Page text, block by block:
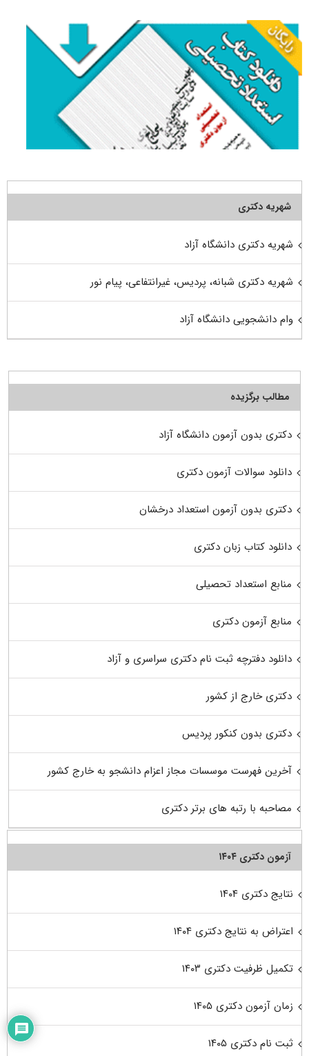
شهریه دکتری
شهریه دکتری دانشگاه آزاد
شهریه دکتری شبانه، پردیس، غیرانتفاعی، پیام نور
وام دانشجویی دانشگاه آزاد
مطالب برگزیده
دکتری بدون آزمون دانشگاه آزاد
دانلود سوالات آزمون دکتری
دکتری بدون آزمون استعداد درخشان
دانلود کتاب زبان دکتری
منابع استعداد تحصیلی
منابع آزمون دکتری
دانلود دفترچه ثبت نام دکتری سراسری و آزاد
دکتری خارج از کشور
دکتری بدون کنکور پردیس
آخرین فهرست موسسات مجاز اعزام دانشجو به خارج کشور
مصاحبه با رتبه های برتر دکتری
آزمون دکتری ۱۴۰۴
نتایج دکتری ۱۴۰۴
اعتراض به نتایج دکتری ۱۴۰۴
تکمیل ظرفیت دکتری ۱۴۰۳
زمان آزمون دکتری ۱۴۰۵
ثبت نام دکتری ۱۴۰۵